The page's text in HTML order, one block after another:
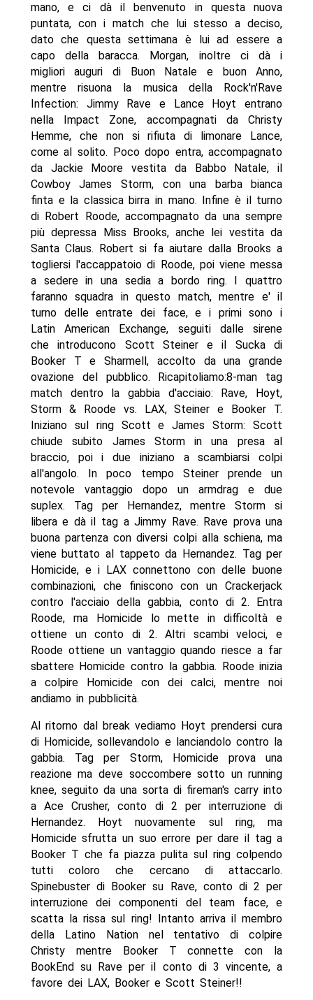
mano, e ci dà il benvenuto in questa nuova
puntata, con i match che lui stesso a deciso,
dato che questa settimana è lui ad essere a
capo della baracca. Morgan, inoltre ci dà i
migliori auguri di Buon Natale e buon Anno,
mentre risuona la musica della Rock'n'Rave
Infection: Jimmy Rave e Lance Hoyt entrano
nella Impact Zone, accompagnati da Christy
Hemme, che non si rifiuta di limonare Lance,
come al solito. Poco dopo entra, accompagnato
da Jackie Moore vestita da Babbo Natale, il
Cowboy James Storm, con una barba bianca
finta e la classica birra in mano. Infine è il turno
di Robert Roode, accompagnato da una sempre
più depressa Miss Brooks, anche lei vestita da
Santa Claus. Robert si fa aiutare dalla Brooks a
togliersi l'accappatoio di Roode, poi viene messa
a sedere in una sedia a bordo ring. I quattro
faranno squadra in questo match, mentre e' il
turno delle entrate dei face, e i primi sono i
Latin American Exchange, seguiti dalle sirene
che introducono Scott Steiner e il Sucka di
Booker T e Sharmell, accolto da una grande
ovazione del pubblico. Ricapitoliamo:8-man tag
match dentro la gabbia d'acciaio: Rave, Hoyt,
Storm & Roode vs. LAX, Steiner e Booker T.
Iniziano sul ring Scott e James Storm: Scott
chiude subito James Storm in una presa al
braccio, poi i due iniziano a scambiarsi colpi
all'angolo. In poco tempo Steiner prende un
notevole vantaggio dopo un armdrag e due
suplex. Tag per Hernandez, mentre Storm si
libera e dà il tag a Jimmy Rave. Rave prova una
buona partenza con diversi colpi alla schiena, ma
viene buttato al tappeto da Hernandez. Tag per
Homicide, e i LAX connettono con delle buone
combinazioni, che finiscono con un Crackerjack
contro l'acciaio della gabbia, conto di 2. Entra
Roode, ma Homicide lo mette in difficoltà e
ottiene un conto di 2. Altri scambi veloci, e
Roode ottiene un vantaggio quando riesce a far
sbattere Homicide contro la gabbia. Roode inizia
a colpire Homicide con dei calci, mentre noi
andiamo in pubblicità.
Al ritorno dal break vediamo Hoyt prendersi cura
di Homicide, sollevandolo e lanciandolo contro la
gabbia. Tag per Storm, Homicide prova una
reazione ma deve soccombere sotto un running
knee, seguito da una sorta di fireman's carry into
a Ace Crusher, conto di 2 per interruzione di
Hernandez. Hoyt nuovamente sul ring, ma
Homicide sfrutta un suo errore per dare il tag a
Booker T che fa piazza pulita sul ring colpendo
tutti coloro che cercano di attaccarlo.
Spinebuster di Booker su Rave, conto di 2 per
interruzione dei componenti del team face, e
scatta la rissa sul ring! Intanto arriva il membro
della Latino Nation nel tentativo di colpire
Christy mentre Booker T connette con la
BookEnd su Rave per il conto di 3 vincente, a
favore dei LAX, Booker e Scott Steiner!!